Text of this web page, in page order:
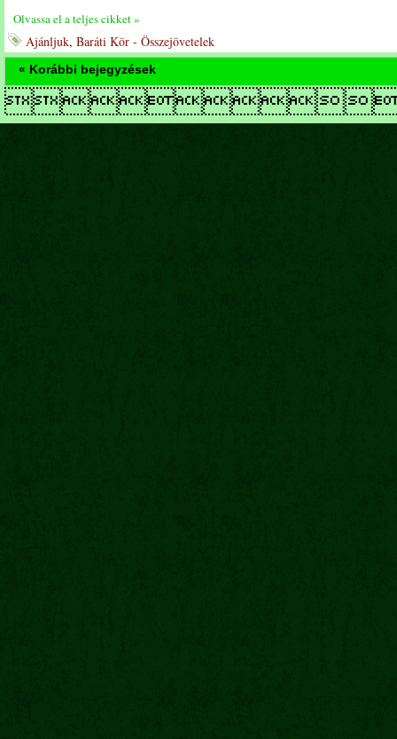
Olvassa el a teljes cikket »
Ajánljuk, Baráti Kör - Összejövetelek
« Korábbi bejegyzések